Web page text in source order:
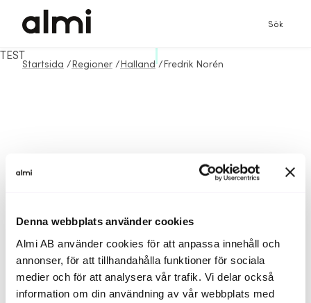
Denna webbplats använder cookies
Almi AB använder cookies för att anpassa innehåll och
annonser, för att tillhandahålla funktioner för sociala
medier och för att analysera vår trafik. Vi delar också
information om din användning av vår webbplats med
Sök
Startsida / Regioner / Halland / Fredrik Norén
TEST